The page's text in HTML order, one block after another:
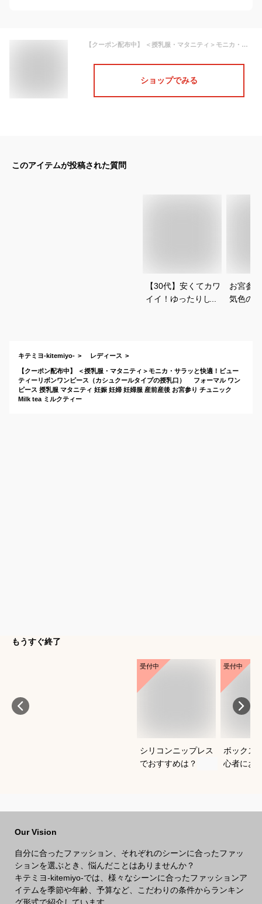
【クーポン配布中】 ＜授乳服・マタニティ＞モニカ・サラッと快適！ビューティーリボンワンピース（カシュクールタイプの授乳口） フォーマル ワンピース 授乳服 マタニティ 妊娠 妊婦 妊婦服 産前産後 お宮参り チュニック Milk tea ミルクティー
ショップでみる
このアイテムが投稿された質問
【30代】安くてカワ
イイ！ゆったりした
お宮参
気色の
キテミヨ-kitemiyo- レディース
【クーポン配布中】 ＜授乳服・マタニティ＞モニカ・サラッと快適！ビュー
ティーリボンワンピース（カシュクールタイプの授乳口） フォーマル ワン
ピース 授乳服 マタニティ 妊娠 妊婦 妊婦服 産前産後 お宮参り チュニック
Milk tea ミルクティー
もうすぐ終了
受付中
シリコンニップレス
でおすすめは？
受付中
ボックス
心者にお
Our Vision
自分に合ったファッション、それぞれのシーンに合ったファッ
ションを選ぶとき、悩んだことはありませんか？
キテミヨ-kitemiyo-では、様々なシーンに合ったファッションア
イテムを季節や年齢、予算など、こだわりの条件からランキン
グ形式で紹介しています。